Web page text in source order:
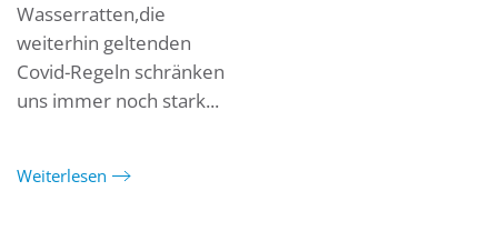
Wasserratten,die
weiterhin geltenden
Covid-Regeln schränken
uns immer noch stark...
Weiterlesen